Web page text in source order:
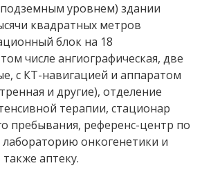
уровнем) здании
квадратных метров
блок на 18
числе ангиографическая, две
с КТ-навигацией и аппаратом
и другие), отделение
терапии, стационар
пребывания, референс-центр по
онкогенетики и
аптеку.